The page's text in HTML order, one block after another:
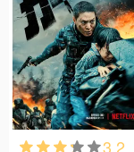
3.2